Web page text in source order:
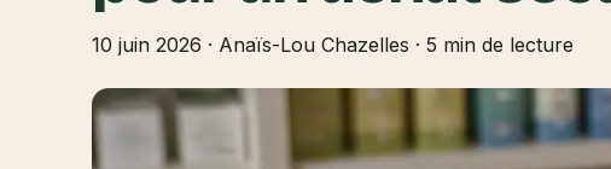
10 juin 2026 · Anaïs-Lou Chazelles · 5 min de lecture